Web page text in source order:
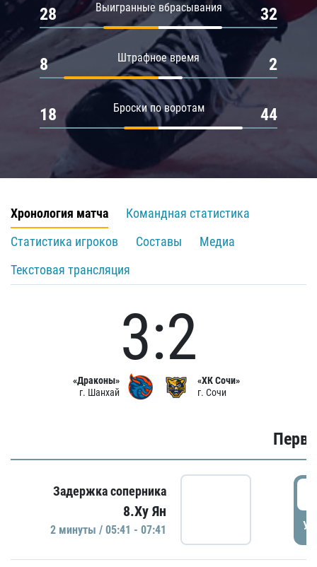
Выигранные вбрасывания
28 32
Штрафное время
8 2
Броски по воротам
18 44
Хронология матча
Командная статистика
Статистика игроков
Составы
Медиа
Текстовая трансляция
«Драконы»
г. Шанхай
3:2
«ХК Сочи»
г. Сочи
Задержка соперника
8.Ху Ян
2 минуты / 05:41 - 07:41